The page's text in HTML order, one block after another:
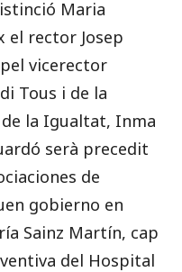
Maria
el rector Josep
vicerector
Tous i de la
la Igualtat, Inma
serà precedit
de
gobierno en
Sainz Martín, cap
del Hospital